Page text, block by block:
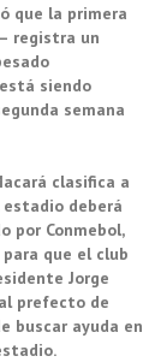
que la primera
registra un
siendo
semana
clasifica a
estadio deberá
por Conmebol,
que el club
Jorge
prefecto de
buscar ayuda en